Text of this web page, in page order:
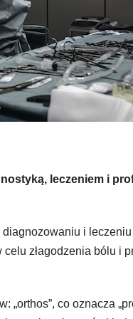
leczeniem i
i
złagodzenia bólu i
co oznacza